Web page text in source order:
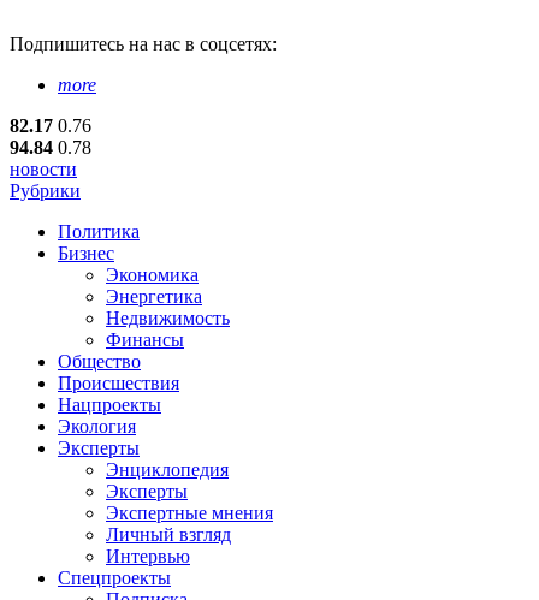
Подпишитесь на нас в соцсетях:
more
82.17 0.76
94.84 0.78
новости
Рубрики
Политика
Бизнес
Экономика
Энергетика
Недвижимость
Финансы
Общество
Происшествия
Нацпроекты
Экология
Эксперты
Энциклопедия
Эксперты
Экспертные мнения
Личный взгляд
Интервью
Спецпроекты